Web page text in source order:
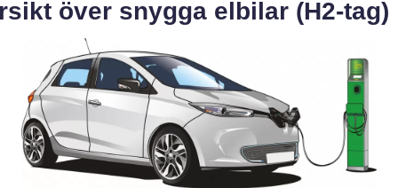
över snygga elbilar (H2-tag)